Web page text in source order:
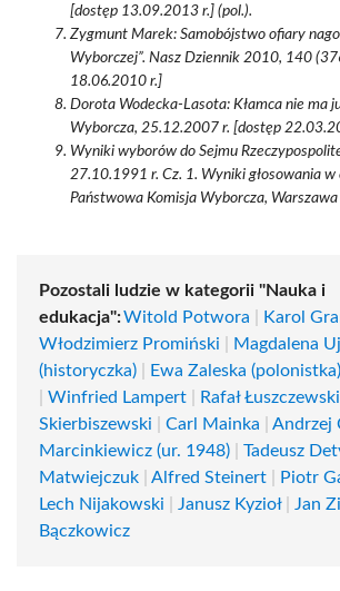
[dostęp 13.09.2013 r.] (pol.).
Zygmunt Marek: Samobójstwo ofiary
Wyborczej”. Nasz Dziennik 2010, 140
18.06.2010 r.]
Dorota Wodecka-Lasota: Kłamca nie ma
Wyborcza, 25.12.2007 r. [dostęp
Wyniki wyborów do Sejmu
27.10.1991 r. Cz. 1. Wyniki głosowania
Państwowa Komisja Wyborcza,
Pozostali ludzie w kategorii "Nauka i
edukacja":Witold Potwora Karol
Włodzimierz Promiński
Magdalena
(historyczka)
Ewa Zaleska (polonistka)
Winfried Lampert Rafał Łuszczewski
Skierbiszewski
Carl Mainka Andrzej
Marcinkiewicz (ur. 1948)
Tadeusz
Matwiejczuk
Alfred Steinert Piotr
Lech Nijakowski
Janusz Kyzioł| Jan
Bączkowicz